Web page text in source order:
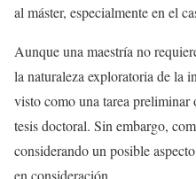
al máster, especialmente en el
Aunque una maestría no
la naturaleza exploratoria de la
visto como una tarea
tesis doctoral. Sin embargo,
considerando un posible
en consideración.